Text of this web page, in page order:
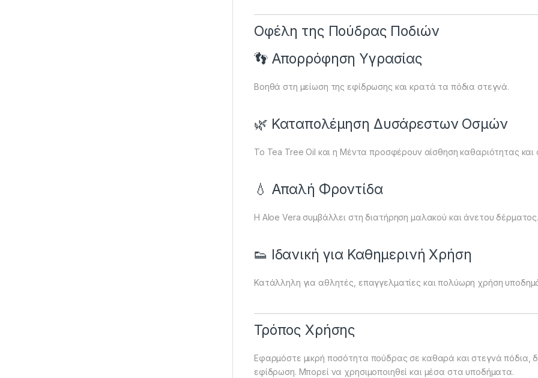
Οφέλη της Πούδρας Ποδιών
👣 Απορρόφηση Υγρασίας
Βοηθά στη μείωση της εφίδρωσης και κρατά τα πόδια στεγνά.
🌿 Καταπολέμηση Δυσάρεστων Οσμών
Το Tea Tree Oil και η Μέντα προσφέρουν αίσθηση καθαριότητας
💧 Απαλή Φροντίδα
Η Aloe Vera συμβάλλει στη διατήρηση μαλακού και άνετου δέρματος.
👟 Ιδανική για Καθημερινή Χρήση
Κατάλληλη για αθλητές, επαγγελματίες και πολύωρη χρήση
Τρόπος Χρήσης
Εφαρμόστε μικρή ποσότητα πούδρας σε καθαρά και στεγνά πόδια,
εφίδρωση. Μπορεί να χρησιμοποιηθεί και μέσα στα υποδήματα.